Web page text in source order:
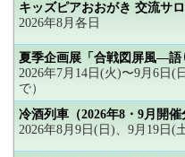
キッズピアおおがき 交流サ
2026年8月各日
夏季企画展「合戦図屏風―語
2026年7月14日(火)〜9月6日(
で）
冷酒列車（2026年8・9月開催
2026年8月9日(日)、9月19日(